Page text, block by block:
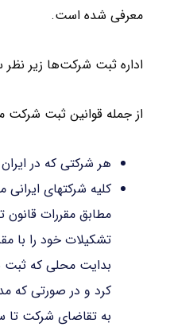
معرفی شده است.
اداره ثبت شرکت‌ها زیر
از جمله قوانین ثبت شرکت
هر شرکتی که در
کلیه شرکتهای
تشکیلات خود را با
بدایت محلی که ثبت
کرد و در صورتی که
به تقاضای شرکت تا